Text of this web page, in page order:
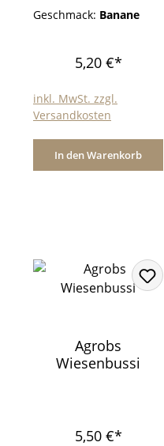
Geschmack: Banane
5,20 €*
inkl. MwSt. zzgl.
Versandkosten
In den Warenkorb
Agrobs
Wiesenbussi
5,50 €*